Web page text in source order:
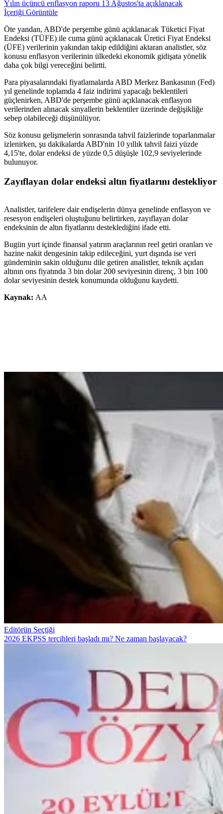
Yılın üçüncü enflasyon raporu 13 Ağustos'ta açıklanacak
İçeriği Görüntüle
Öte yandan, ABD'de perşembe günü açıklanacak Tüketici Fiyat
Endeksi (TÜFE) ile cuma günü açıklanacak Üretici Fiyat Endeksi
(ÜFE) verilerinin yakından takip edildiğini aktaran analistler, söz
konusu enflasyon verilerinin ülkedeki ekonomik gidişata yönelik
daha çok bilgi vereceğini belirtti.
Para piyasalarındaki fiyatlamalarda ABD Merkez Bankasının (Fed)
yıl genelinde toplamda 4 faiz indirimi yapacağı beklentileri
güçlenirken, ABD'de perşembe günü açıklanacak enflasyon
verilerinden alınacak sinyallerin beklentiler üzerinde değişikliğe
sebep olabileceği düşünülüyor.
Söz konusu gelişmelerin sonrasında tahvil faizlerinde toparlanmalar
izlenirken, şu dakikalarda ABD'nin 10 yıllık tahvil faizi yüzde
4,15'te, dolar endeksi de yüzde 0,5 düşüşle 102,9 seviyelerinde
bulunuyor.
Zayıflayan dolar endeksi altın fiyatlarını destekliyor
Analistler, tarifelere dair endişelerin dünya genelinde enflasyon ve
resesyon endişeleri oluştuğunu belirtirken, zayıflayan dolar
endeksinin de altın fiyatlarını desteklediğini ifade etti.
Bugün yurt içinde finansal yatırım araçlarının reel getiri oranları ve
hazine nakit dengesinin takip edileceğini, yurt dışında ise veri
gündeminin sakin olduğunu dile getiren analistler, teknik açıdan
altının ons fiyatında 3 bin dolar 200 seviyesinin direnç, 3 bin 100
dolar seviyesinin destek konumunda olduğunu kaydetti.
Kaynak: AA
Editörün Seçtiği
2026 EKPSS tercihleri başladı mı? Ne zaman başlayacak?